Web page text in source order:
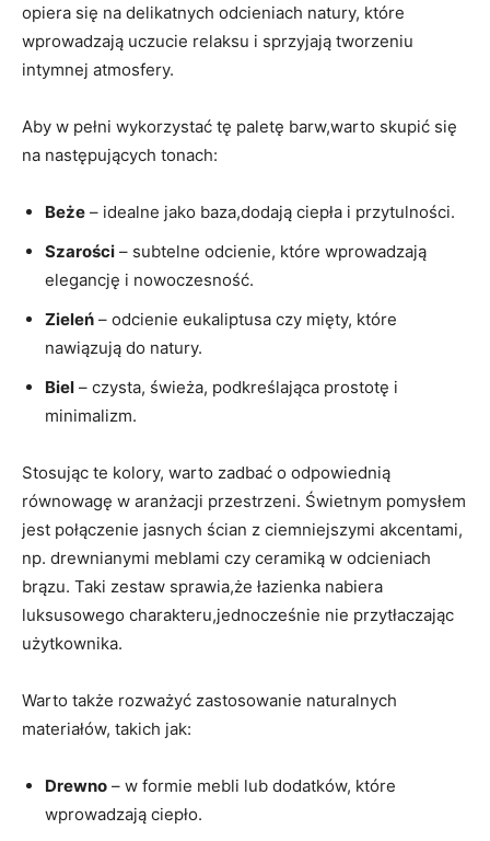
opiera się na delikatnych odcieniach natury, które
wprowadzają uczucie relaksu i sprzyjają tworzeniu
intymnej atmosfery.
Aby w pełni wykorzystać tę paletę barw,warto skupić się
na następujących tonach:
Beże – idealne jako baza,dodają ciepła i przytulności.
Szarości – subtelne odcienie, które wprowadzają
elegancję i nowoczesność.
Zieleń – odcienie eukaliptusa czy mięty, które
nawiązują do natury.
Biel – czysta, świeża, podkreślająca prostotę i
minimalizm.
Stosując te kolory, warto zadbać o odpowiednią
równowagę w aranżacji przestrzeni. Świetnym pomysłem
jest połączenie jasnych ścian z ciemniejszymi akcentami,
np. drewnianymi meblami czy ceramiką w odcieniach
brązu. Taki zestaw sprawia,że łazienka nabiera
luksusowego charakteru,jednocześnie nie przytłaczając
użytkownika.
Warto także rozważyć zastosowanie naturalnych
materiałów, takich jak:
Drewno – w formie mebli lub dodatków, które
wprowadzają ciepło.